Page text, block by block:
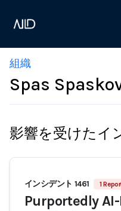
組織
Spas
影響を受けたイ
インシデント 1461 1
Purportedly